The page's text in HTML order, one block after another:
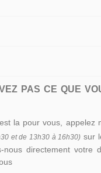
PAS CE QUE
la pour vous, appelez
et de 13h30 à 16h30) sur
nous directement votre